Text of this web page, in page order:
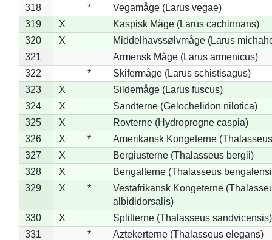
318
*
Vegamåge (Larus vegae)
319
X
Kaspisk Måge (Larus cachinnans)
320
X
Middelhavssølvmåge (Larus
321
Armensk Måge (Larus armenicus)
322
*
Skifermåge (Larus schistisagus)
323
X
Sildemåge (Larus fuscus)
324
X
Sandterne (Gelochelidon nilotica)
325
X
Rovterne (Hydroprogne caspia)
326
X *
Amerikansk Kongeterne
327
X
Bergiusterne (Thalasseus bergii)
328
X
Bengalterne (Thalasseus
329
X *
Vestafrikansk Kongeterne
albididorsalis)
330
X
Splitterne (Thalasseus sandvicensis)
331
*
Aztekerterne (Thalasseus elegans)